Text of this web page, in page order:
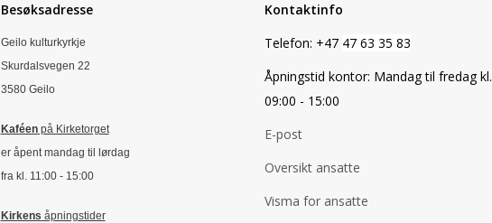
Besøksadresse
Geilo kulturkyrkje
Skurdalsvegen 22
3580 Geilo
Kaféenpå Kirketorget
er åpent mandag til lørdag
fra kl. 11:00 - 15:00
Kirkens åpningstider
Kontaktinfo
Telefon: +47 47 63 35 83
Åpningstid kontor: Mandag til fredag kl.
09:00 - 15:00
E-post
Oversikt ansatte
Visma for ansatte